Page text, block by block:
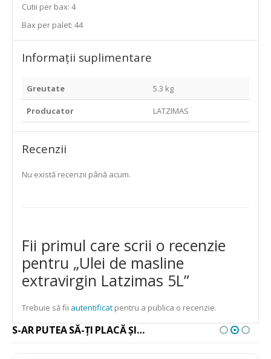
Cutii per bax: 4
Bax per palet: 44
Informații suplimentare
Greutate 5.3 kg
Producator LATZIMAS
Recenzii
Nu există recenzii până acum.
Fii primul care scrii o recenzie
pentru „Ulei de masline
extravirgin Latzimas 5L”
Trebuie să fii autentificat pentru a publica o recenzie.
S-AR PUTEA SĂ-ȚI PLACĂ ȘI…